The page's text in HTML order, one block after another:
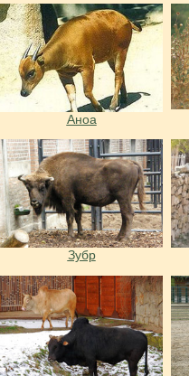
Аноа
Зубр